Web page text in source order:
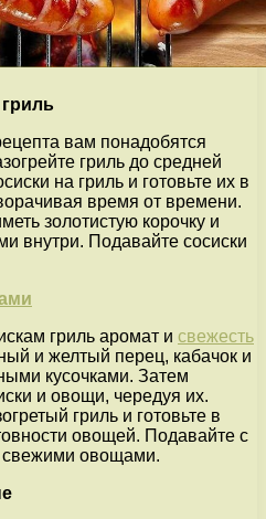
вам понадобятся
гриль до средней
на гриль и готовьте их в
время от времени.
золотистую корочку и
внутри. Подавайте сосиски
гриль аромат и свежесть
и желтый перец, кабачок и
кусочками. Затем
и овощи, чередуя их.
гриль и готовьте в
овощей. Подавайте с
свежими овощами.